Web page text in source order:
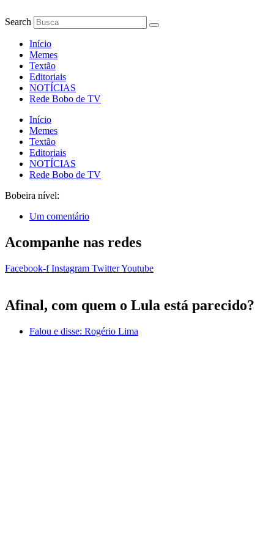
para
conteúdo
Search
Início
Memes
Textão
Editoriais
NOTÍCIAS
Rede Bobo de TV
Início
Memes
Textão
Editoriais
NOTÍCIAS
Rede Bobo de TV
Bobeira nível:
Um comentário
Acompanhe nas redes
Facebook-f Instagram TwitterYoutube
Afinal, com quem o Lula está parecido?
Falou e disse: Rogério Lima